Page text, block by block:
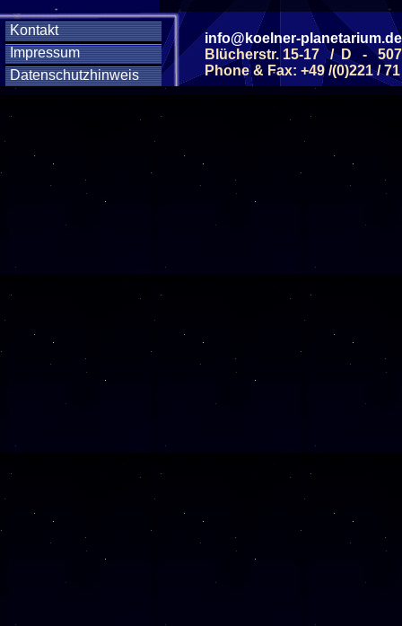
Kontakt
Impressum
Datenschutzhinweis
(ab 10 J.)
Diese
Klicken Sie Hier
Diese
SAMSTAG
SAMSTAG
Alle
info@koelner-planetarium.de
Blücherstr. 15-17 / D -
Phone & Fax: +49 /(0)221 /